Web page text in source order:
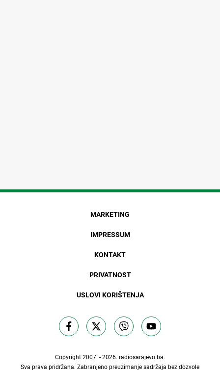
MARKETING
IMPRESSUM
KONTAKT
PRIVATNOST
USLOVI KORIŠTENJA
Copyright 2007. - 2026. radiosarajevo.ba.
Sva prava pridržana. Zabranjeno preuzimanje sadržaja bez dozvole